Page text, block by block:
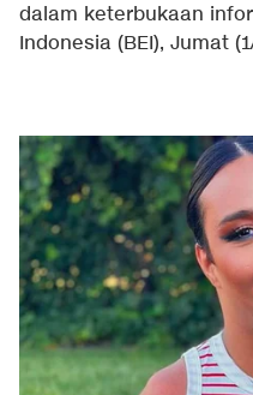
dalam keterbukaan
Indonesia (BEI), Jumat